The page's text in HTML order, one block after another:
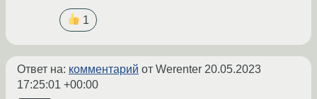
1
Ответ на: комментарий от Werenter 20.05.2023
17:25:01 +00:00